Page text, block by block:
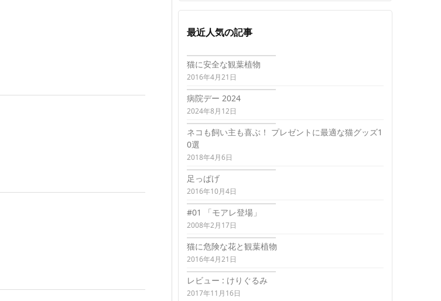
最近人気の記事
猫に安全な観葉植物
2016年4月21日
病院デー 2024
2024年8月12日
ネコも飼い主も喜ぶ！ プレゼントに最適な猫グッズ1
0選
2018年4月6日
足っぱげ
2016年10月4日
#01 「モアレ登場」
2008年2月17日
猫に危険な花と観葉植物
2016年4月21日
レビュー : けりぐるみ
2017年11月16日